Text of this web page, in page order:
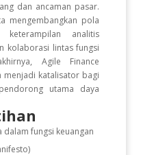
dan ancaman pasar.
mengembangkan pola
analitis
kolaborasi lintas fungsi
Agile Finance
menjadi katalisator bagi
utama daya
dalam fungsi keuangan
)